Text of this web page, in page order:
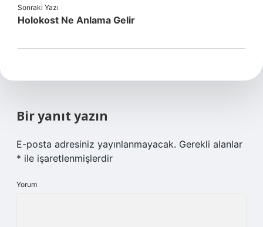
Sonraki Yazı
Holokost Ne Anlama Gelir
Bir yanıt yazın
E-posta adresiniz yayınlanmayacak. Gerekli alanlar
* ile işaretlenmişlerdir
Yorum